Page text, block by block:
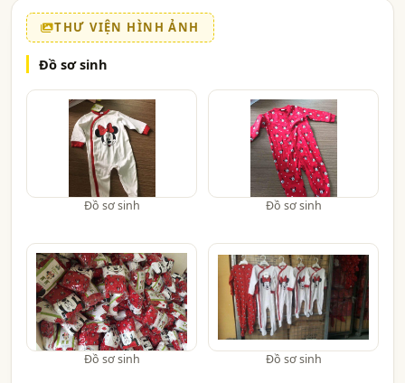
THƯ VIỆN HÌNH ẢNH
Đồ sơ sinh
Đồ sơ sinh Đồ sơ sinh
Đồ sơ sinh Đồ sơ sinh